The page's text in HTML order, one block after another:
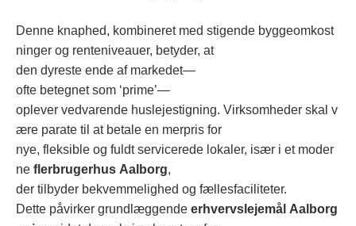
Denne knaphed, kombineret med stigende byggeomkost
ninger og renteniveauer, betyder, at
den dyreste ende af markedet—
ofte betegnet som ‘prime’—
oplever vedvarende huslejestigning. Virksomheder skal v
ære parate til at betale en merpris for
nye, fleksible og fuldt servicerede lokaler, især i et moder
ne flerbrugerhus Aalborg,
der tilbyder bekvemmelighed og fællesfaciliteter.
Dette påvirker grundlæggende erhvervslejemål Aalborg